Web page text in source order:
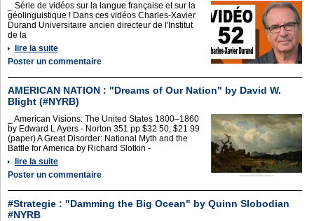
_ Série de vidéos sur la langue française et sur la
géolinguistique ! Dans ces vidéos Charles-Xavier
Durand Universitaire ancien directeur de l'Institut
de la
lire la suite
Poster un commentaire
AMERICAN NATION : "Dreams of Our Nation" by David W.
Blight (#NYRB)
_ American Visions: The United States 1800–1860
by Edward L Ayers - Norton 351 pp $32 50; $21 99
(paper) A Great Disorder: National Myth and the
Battle for America by Richard Slotkin -
lire la suite
Poster un commentaire
#Strategie : "Damming the Big Ocean" by Quinn Slobodian
#NYRB